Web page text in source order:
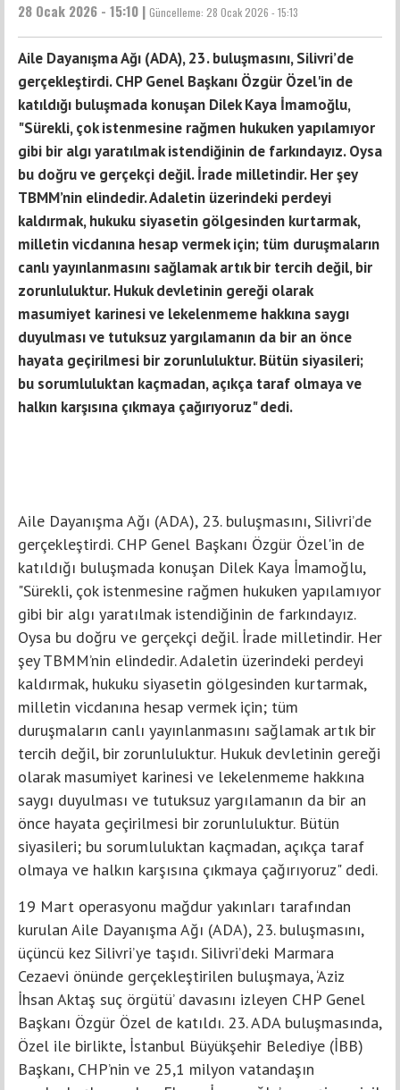
28 Ocak 2026 - 15:10 | Güncelleme: 28 Ocak 2026 - 15:13
Aile Dayanışma Ağı (ADA), 23. buluşmasını, Silivri’de
gerçekleştirdi. CHP Genel Başkanı Özgür Özel'in de
katıldığı buluşmada konuşan Dilek Kaya İmamoğlu,
"Sürekli, çok istenmesine rağmen hukuken yapılamıyor
gibi bir algı yaratılmak istendiğinin de farkındayız. Oysa
bu doğru ve gerçekçi değil. İrade milletindir. Her şey
TBMM’nin elindedir. Adaletin üzerindeki perdeyi
kaldırmak, hukuku siyasetin gölgesinden kurtarmak,
milletin vicdanına hesap vermek için; tüm duruşmaların
canlı yayınlanmasını sağlamak artık bir tercih değil, bir
zorunluluktur. Hukuk devletinin gereği olarak
masumiyet karinesi ve lekelenmeme hakkına saygı
duyulması ve tutuksuz yargılamanın da bir an önce
hayata geçirilmesi bir zorunluluktur. Bütün siyasileri;
bu sorumluluktan kaçmadan, açıkça taraf olmaya ve
halkın karşısına çıkmaya çağırıyoruz" dedi.
Aile Dayanışma Ağı (ADA), 23. buluşmasını, Silivri’de
gerçekleştirdi. CHP Genel Başkanı Özgür Özel'in de
katıldığı buluşmada konuşan Dilek Kaya İmamoğlu,
"Sürekli, çok istenmesine rağmen hukuken yapılamıyor
gibi bir algı yaratılmak istendiğinin de farkındayız.
Oysa bu doğru ve gerçekçi değil. İrade milletindir. Her
şey TBMM’nin elindedir. Adaletin üzerindeki perdeyi
kaldırmak, hukuku siyasetin gölgesinden kurtarmak,
milletin vicdanına hesap vermek için; tüm
duruşmaların canlı yayınlanmasını sağlamak artık bir
tercih değil, bir zorunluluktur. Hukuk devletinin gereği
olarak masumiyet karinesi ve lekelenmeme hakkına
saygı duyulması ve tutuksuz yargılamanın da bir an
önce hayata geçirilmesi bir zorunluluktur. Bütün
siyasileri; bu sorumluluktan kaçmadan, açıkça taraf
olmaya ve halkın karşısına çıkmaya çağırıyoruz" dedi.
19 Mart operasyonu mağdur yakınları tarafından
kurulan Aile Dayanışma Ağı (ADA), 23. buluşmasını,
üçüncü kez Silivri’ye taşıdı. Silivri’deki Marmara
Cezaevi önünde gerçekleştirilen buluşmaya, ‘Aziz
İhsan Aktaş suç örgütü’ davasını izleyen CHP Genel
Başkanı Özgür Özel de katıldı. 23. ADA buluşmasında,
Özel ile birlikte, İstanbul Büyükşehir Belediye (İBB)
Başkanı, CHP’nin ve 25,1 milyon vatandaşın